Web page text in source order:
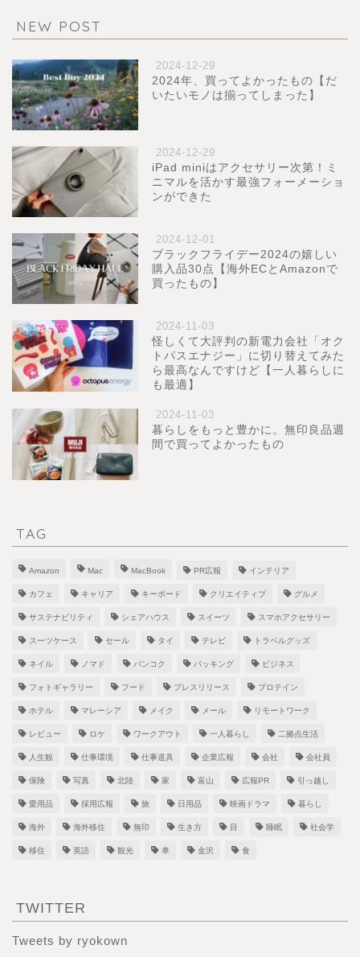
NEW POST
2024-12-29
2024年、買ってよかったもの【だ
いたいモノは揃ってしまった】
2024-12-29
iPad miniはアクセサリー次第！ミ
ニマルを活かす最強フォーメーショ
ンができた
2024-12-01
ブラックフライデー2024の嬉しい
購入品30点【海外ECとAmazonで
買ったもの】
2024-11-03
怪しくて大評判の新電力会社「オク
トパスエナジー」に切り替えてみた
ら最高なんですけど【一人暮らしに
も最適】
2024-11-03
暮らしをもっと豊かに。無印良品週
間で買ってよかったもの
TAG
Amazon Mac MacBook PR広報 インテリア
カフェ キャリア キーボード クリエイティブ グルメ
サステナビリティ シェアハウス スイーツ スマホアクセサリー
スーツケース セール タイ テレビ トラベルグッズ
ネイル ノマド バンコク パッキング ビジネス
フォトギャラリー フード プレスリリース プロテイン
ホテル マレーシア メイク メール リモートワーク
レビュー ロケ ワークアウト 一人暮らし 二拠点生活
人生観 仕事環境 仕事道具 企業広報 会社 会社員
保険 写真 北陸 家 富山 広報PR 引っ越し
愛用品 採用広報 旅 日用品 映画ドラマ 暮らし
海外 海外移住 無印 生き方 目 睡眠 社会学
移住 英語 観光 車 金沢 食
TWITTER
Tweets by ryokown